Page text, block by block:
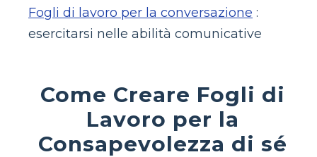
Fogli di lavoro per la conversazione :
esercitarsi nelle abilità comunicative
Come Creare Fogli di
Lavoro per la
Consapevolezza di sé